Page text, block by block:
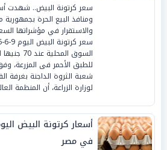
سعر كرتونة البيض.. شهدت
ومنافذ البيع الحرة بجمهورية
والاستقرار في مؤشراتها
للطبق الأحمر فى المزرعة،
شعبة الثروة الداجنة بغرفة
لوزارة الزراعة، أن المنظمة
في مصر